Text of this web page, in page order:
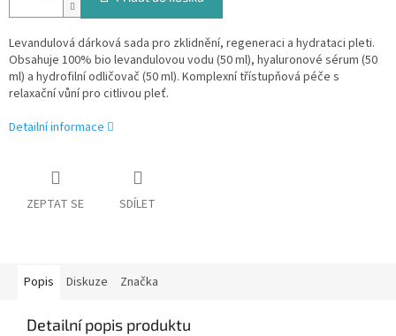
Levandulová dárková sada pro zklidnění, regeneraci a hydrataci pleti.
Obsahuje 100% bio levandulovou vodu (50 ml), hyaluronové sérum (50
ml) a hydrofilní odličovač (50 ml). Komplexní třístupňová péče s
relaxační vůní pro citlivou pleť.
Detailní informace
ZEPTAT SE SDÍLET
Popis Diskuze Značka
Detailní popis produktu